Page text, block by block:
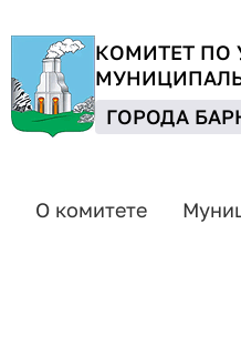
КОМИТЕТ ПО
ГОРОДА
О комитете